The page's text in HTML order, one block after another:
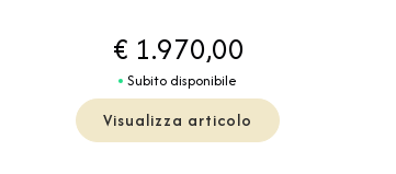
€ 1.970,00
Subito disponibile
Visualizza articolo